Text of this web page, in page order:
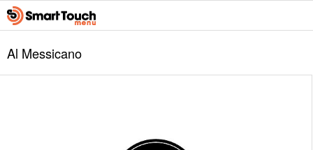
Al Messicano